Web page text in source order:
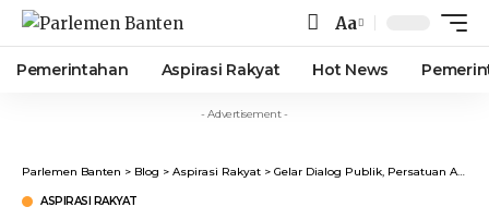
Font
Resizer
Aa
Pemerintahan Aspirasi Rakyat Hot News
- Advertisement -
Parlemen Banten > Blog > Aspirasi Rakyat > Gelar Dialog Publik, Persatuan Alumni GMNI Cilegon Dorong Peningkatan SDM
ASPIRASI RAKYAT